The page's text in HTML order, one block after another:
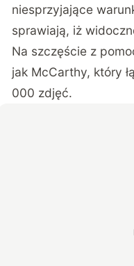
niesprzyjające
sprawiają, iż
Na szczęście z
jak McCarthy, który
000 zdjęć.